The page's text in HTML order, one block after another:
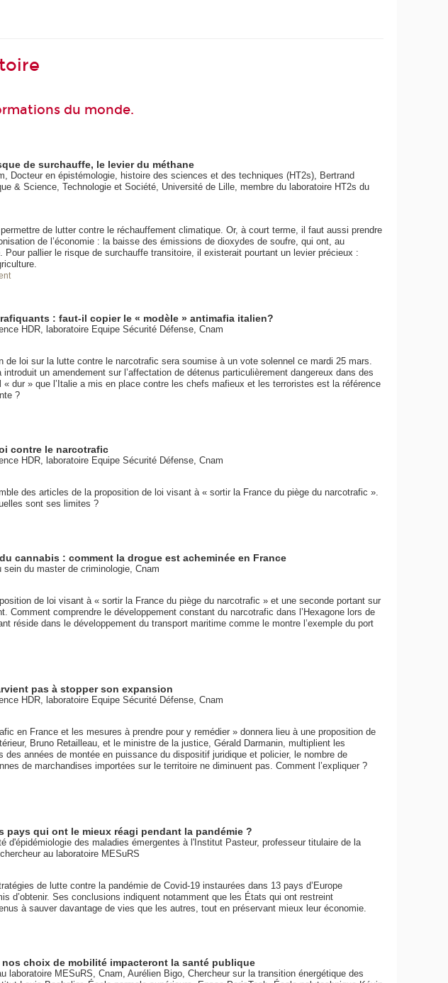
du monde.
de surchauffe, le levier du méthane
Docteur en épistémologie, histoire des sciences et des techniques (HT2s), Bertrand
& Science, Technologie et Société, Université de Lille, membre du laboratoire HT2s du
de lutter contre le réchauffement climatique. Or, à court terme, il faut aussi prendre
de l’économie : la baisse des émissions de dioxydes de soufre, qui ont, au
pallier le risque de surchauffe transitoire, il existerait pourtant un levier précieux :
: faut-il copier le « modèle » antimafia italien?
HDR, laboratoire Equipe Sécurité Défense, Cnam
de loi sur la lutte contre le narcotrafic sera soumise à un vote solennel ce mardi 25 mars.
un amendement sur l’affectation de détenus particulièrement dangereux dans des
dur » que l’Italie a mis en place contre les chefs mafieux et les terroristes est la référence
?
contre le narcotrafic
HDR, laboratoire Equipe Sécurité Défense, Cnam
des articles de la proposition de loi visant à « sortir la France du piège du narcotrafic ».
sont ses limites ?
cannabis : comment la drogue est acheminée en France
du master de criminologie, Cnam
de loi visant à « sortir la France du piège du narcotrafic » et une seconde portant sur
Comment comprendre le développement constant du narcotrafic dans l’Hexagone lors de
réside dans le développement du transport maritime comme le montre l’exemple du port
pas à stopper son expansion
HDR, laboratoire Equipe Sécurité Défense, Cnam
en France et les mesures à prendre pour y remédier » donnera lieu à une proposition de
Bruno Retailleau, et le ministre de la justice, Gérald Darmanin, multiplient les
années de montée en puissance du dispositif juridique et policier, le nombre de
de marchandises importées sur le territoire ne diminuent pas. Comment l’expliquer ?
pays qui ont le mieux réagi pendant la pandémie ?
d'épidémiologie des maladies émergentes à l'Institut Pasteur, professeur titulaire de la
au laboratoire MESuRS
de lutte contre la pandémie de Covid-19 instaurées dans 13 pays d’Europe
d’obtenir. Ses conclusions indiquent notamment que les États qui ont restreint
à sauver davantage de vies que les autres, tout en préservant mieux leur économie.
choix de mobilité impacteront la santé publique
laboratoire MESuRS, Cnam, Aurélien Bigo, Chercheur sur la transition énergétique des